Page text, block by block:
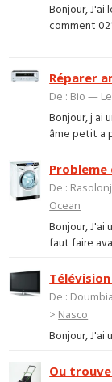
Bonjour, J'ai
comment
Réparer
De : Bio —
Bonjour, j ai
âme petit a
Probleme
De :
Ocean
Bonjour, J'ai
faut faire
De :
> Nasco
Bonjour, J'ai
Ou